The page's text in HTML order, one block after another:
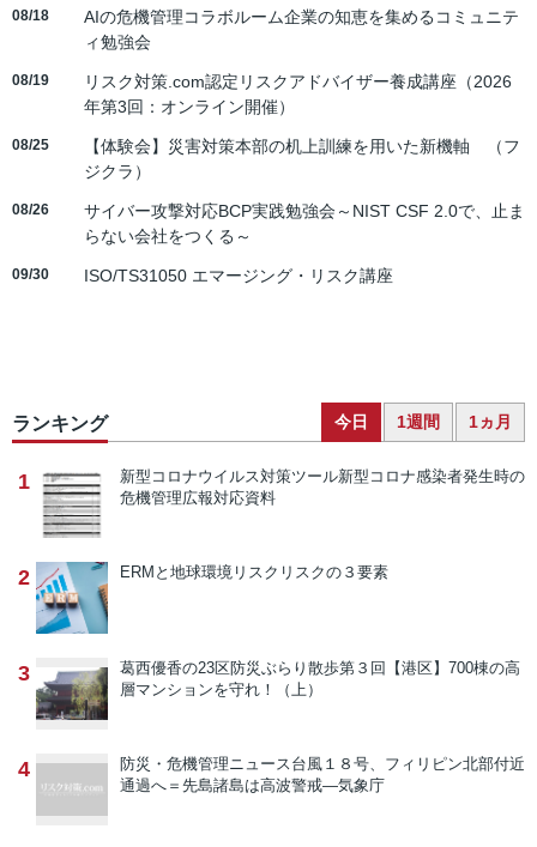
08/18
AIの危機管理コラボルーム企業の知恵を集めるコミュニテ
ィ勉強会
08/19
リスク対策.com認定リスクアドバイザー養成講座（2026
年第3回：オンライン開催）
08/25
【体験会】災害対策本部の机上訓練を用いた新機軸 （フ
ジクラ）
08/26
サイバー攻撃対応BCP実践勉強会～NIST CSF 2.0で、止ま
らない会社をつくる～
09/30 ISO/TS31050 エマージング・リスク講座
ランキング 今日 1週間 1ヵ月
1 新型コロナウイルス対策ツール新型コロナ感染者発生時の
危機管理広報対応資料
2 ERMと地球環境リスク リスクの３要素
3 葛西優香の23区防災ぶらり散歩第３回【港区】700棟の高
層マンションを守れ！（上）
4 防災・危機管理ニュース台風１８号、フィリピン北部付近
通過へ＝先島諸島は高波警戒―気象庁